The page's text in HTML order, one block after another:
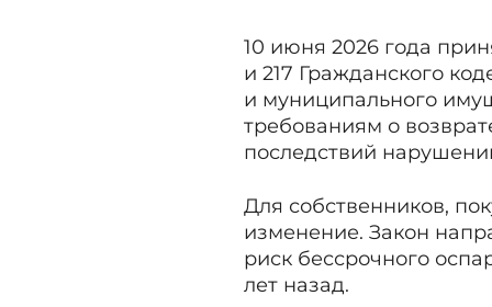
10 июня 2026 года
и 217 Гражданского
и муниципального
требованиям о
последствий
Для собственников,
изменение. Закон
риск бессрочного
лет назад.